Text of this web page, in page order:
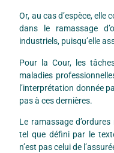
Or, au cas d’espèce, elle
dans le ramassage
industriels, puisqu’elle
Pour la Cour, les
maladies
l’interprétation donnée
pas à ces dernières.
Le ramassage
tel que défini par le
n’est pas celui de